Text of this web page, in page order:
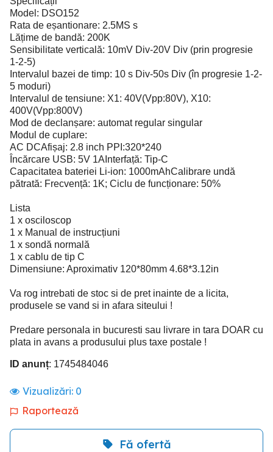
Model: DSO152
Rata de eșantionare: 2.5MS s
Lățime de bandă: 200K
Sensibilitate verticală: 10mV Div-20V Div (prin progresie
1-2-5)
Intervalul bazei de timp: 10 s Div-50s Div (în progresie 1-2-
5 moduri)
Intervalul de tensiune: X1: 40V(Vpp:80V), X10:
400V(Vpp:800V)
Mod de declanșare: automat regular singular
Modul de cuplare:
AC DCAfișaj: 2.8 inch PPI:320*240
Încărcare USB: 5V 1AInterfață: Tip-C
Capacitatea bateriei Li-ion: 1000mAhCalibrare undă
pătrată: Frecvență: 1K; Ciclu de funcționare: 50%
Lista
1 x osciloscop
1 x Manual de instrucțiuni
1 x sondă normală
1 x cablu de tip C
Dimensiune: Aproximativ 120*80mm 4.68*3.12in
Va rog intrebati de stoc si de pret inainte de a licita,
produsele se vand si in afara siteului !
Predare personala in bucuresti sau livrare in tara DOAR cu
plata in avans a produsului plus taxe postale !
ID anunț: 1745484046
Vizualizări: 0
Raportează
Fă ofertă